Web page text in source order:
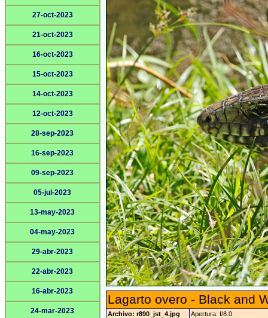
27-oct-2023
21-oct-2023
16-oct-2023
15-oct-2023
14-oct-2023
12-oct-2023
28-sep-2023
16-sep-2023
09-sep-2023
05-jul-2023
13-may-2023
04-may-2023
29-abr-2023
22-abr-2023
16-abr-2023
24-mar-2023
Lagarto overo - Black and
Archivo: r890_jst_4.jpg
Apertura: f/8.0